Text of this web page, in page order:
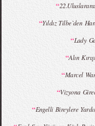
“
“Yıldız Tilbe`den
“Lady
“Alın
“Marcel
“Vizyona
“Engelli Bireylere